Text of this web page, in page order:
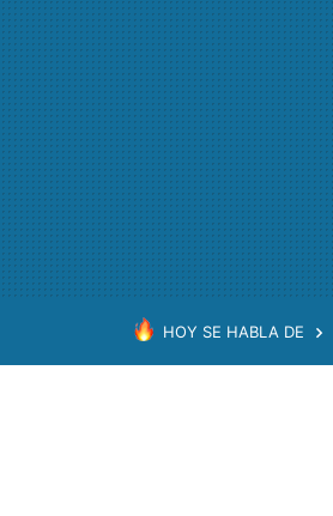
HOY SE HABLA DE